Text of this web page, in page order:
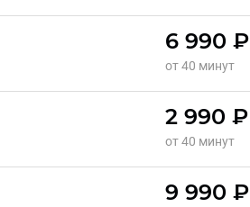
6 990 ₽
от 40 минут
2 990 ₽
от 40 минут
9 990 ₽